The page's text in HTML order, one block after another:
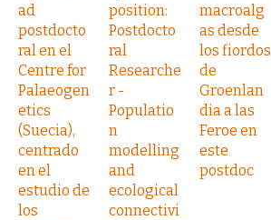
ad
postdocto
ral en el
Centre for
Palaeogen
etics
(Suecia),
centrado
en el
estudio de
los
position:
Postdocto
ral
Researche
r -
Populatio
n
modelling
and
ecological
connectivi
macroalg
as desde
los fiordos
de
Groenlan
dia a las
Feroe en
este
postdoc